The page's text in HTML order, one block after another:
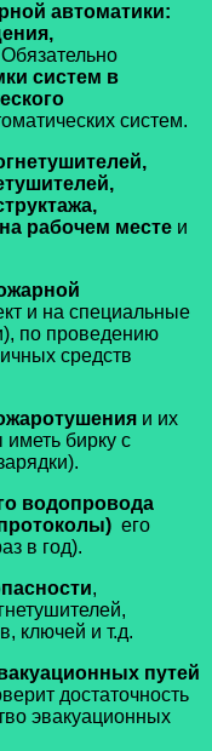
автоматики:
систем в
систем.
рабочем месте и
и на специальные
по проведению
средств
и их
бирку с
водопровода
его
в год).
,
ключей и т.д.
путей
достаточность
эвакуационных